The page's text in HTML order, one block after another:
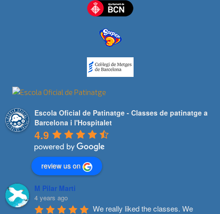
Escola Oficial de Patinatge - Classes de patinatge a
Barcelona i l'Hospitalet
4.9
review us on
M Pilar Marti
4 years ago
We really liked the classes. We